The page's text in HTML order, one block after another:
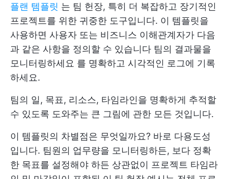
플랜 템플릿 는 팀 헌장, 특히 더 복잡하고 장기적인
프로젝트를 위한 귀중한 도구입니다. 이 템플릿을
사용하면 사용자 또는 비즈니스 이해관계자가 다음
과 같은 사항을 정의할 수 있습니다 팀의 결과물을
모니터링하세요 를 명확하고 시각적인 로그에 기록
하세요.
팀의 일, 목표, 리소스, 타임라인을 명확하게 추적할
수 있도록 도와주는 큰 그림에 관한 모든 것입니다.
이 템플릿의 차별점은 무엇일까요? 바로 다용도성
입니다. 팀원의 업무량을 모니터링하든, 보다 정확
한 목표를 설정해야 하든 상관없이 프로젝트 타임라